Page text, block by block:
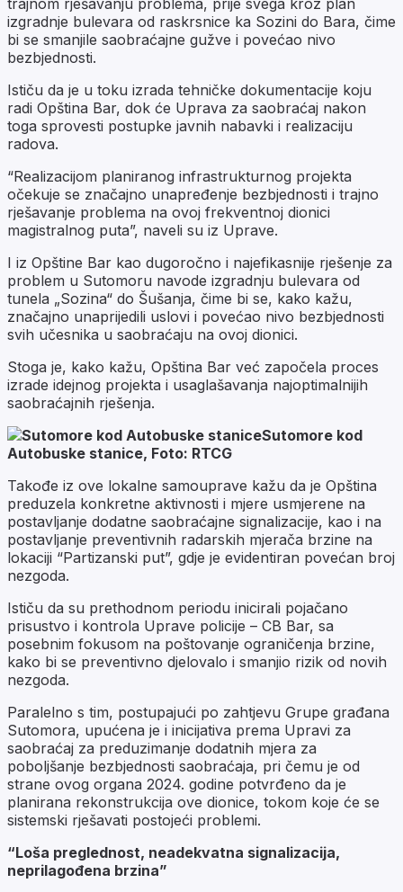
izgradnje bulevara od raskrsnice ka Sozini do Bara, čime
bi se smanjile saobraćajne gužve i povećao nivo
bezbjednosti.
Ističu da je u toku izrada tehničke dokumentacije koju
radi Opština Bar, dok će Uprava za saobraćaj nakon
toga sprovesti postupke javnih nabavki i realizaciju
radova.
“Realizacijom planiranog infrastrukturnog projekta
očekuje se značajno unapređenje bezbjednosti i trajno
rješavanje problema na ovoj frekventnoj dionici
magistralnog puta”, naveli su iz Uprave.
I iz Opštine Bar kao dugoročno i najefikasnije rješenje za
problem u Sutomoru navode izgradnju bulevara od
tunela „Sozina“ do Šušanja, čime bi se, kako kažu,
značajno unaprijedili uslovi i povećao nivo bezbjednosti
svih učesnika u saobraćaju na ovoj dionici.
Stoga je, kako kažu, Opština Bar već započela proces
izrade idejnog projekta i usaglašavanja najoptimalnijih
saobraćajnih rješenja.
Sutomore kod
Autobuske stanice, Foto: RTCG
Takođe iz ove lokalne samouprave kažu da je Opština
preduzela konkretne aktivnosti i mjere usmjerene na
postavljanje dodatne saobraćajne signalizacije, kao i na
postavljanje preventivnih radarskih mjerača brzine na
lokaciji “Partizanski put”, gdje je evidentiran povećan broj
nezgoda.
Ističu da su prethodnom periodu inicirali pojačano
prisustvo i kontrola Uprave policije – CB Bar, sa
posebnim fokusom na poštovanje ograničenja brzine,
kako bi se preventivno djelovalo i smanjio rizik od novih
nezgoda.
Paralelno s tim, postupajući po zahtjevu Grupe građana
Sutomora, upućena je i inicijativa prema Upravi za
saobraćaj za preduzimanje dodatnih mjera za
poboljšanje bezbjednosti saobraćaja, pri čemu je od
strane ovog organa 2024. godine potvrđeno da je
planirana rekonstrukcija ove dionice, tokom koje će se
sistemski rješavati postojeći problemi.
“Loša preglednost, neadekvatna signalizacija,
neprilagođena brzina”